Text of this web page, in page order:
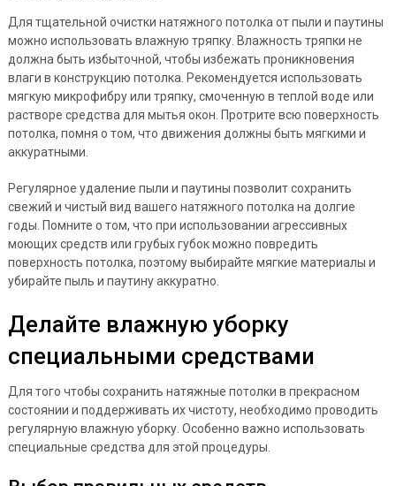
Для тщательной очистки натяжного потолка от пыли и паутины
можно использовать влажную тряпку. Влажность тряпки не
должна быть избыточной, чтобы избежать проникновения
влаги в конструкцию потолка. Рекомендуется использовать
мягкую микрофибру или тряпку, смоченную в теплой воде или
растворе средства для мытья окон. Протрите всю поверхность
потолка, помня о том, что движения должны быть мягкими и
аккуратными.
Регулярное удаление пыли и паутины позволит сохранить
свежий и чистый вид вашего натяжного потолка на долгие
годы. Помните о том, что при использовании агрессивных
моющих средств или грубых губок можно повредить
поверхность потолка, поэтому выбирайте мягкие материалы и
убирайте пыль и паутину аккуратно.
Делайте влажную уборку
специальными средствами
Для того чтобы сохранить натяжные потолки в прекрасном
состоянии и поддерживать их чистоту, необходимо проводить
регулярную влажную уборку. Особенно важно использовать
специальные средства для этой процедуры.